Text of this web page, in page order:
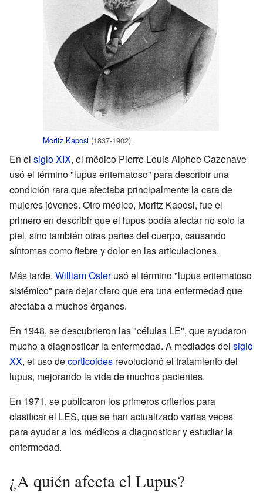
Moritz Kaposi (1837-1902).
En el siglo XIX, el médico Pierre Louis Alphee Cazenave
usó el término "lupus eritematoso" para describir una
condición rara que afectaba principalmente la cara de
mujeres jóvenes. Otro médico, Moritz Kaposi, fue el
primero en describir que el lupus podía afectar no solo la
piel, sino también otras partes del cuerpo, causando
síntomas como fiebre y dolor en las articulaciones.
Más tarde, William Oslerusó el término "lupus eritematoso
sistémico" para dejar claro que era una enfermedad que
afectaba a muchos órganos.
En 1948, se descubrieron las "células LE", que ayudaron
mucho a diagnosticar la enfermedad. A mediados del siglo
XX, el uso decorticoides revolucionó el tratamiento del
lupus, mejorando la vida de muchos pacientes.
En 1971, se publicaron los primeros criterios para
clasificar el LES, que se han actualizado varias veces
para ayudar a los médicos a diagnosticar y estudiar la
enfermedad.
¿A quién afecta el Lupus?